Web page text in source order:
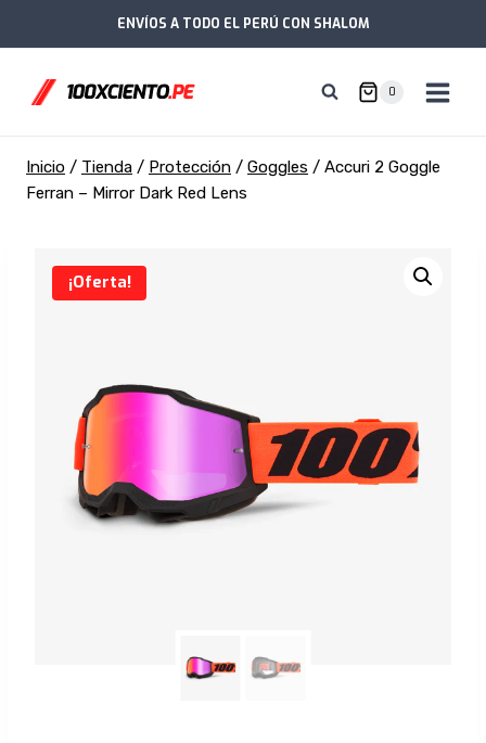
al
ENVÍOS A TODO EL PERÚ CON SHALOM
0
Inicio / Tienda / Protección / Goggles / Accuri 2 Goggle
Ferran – Mirror Dark Red Lens
¡Oferta!